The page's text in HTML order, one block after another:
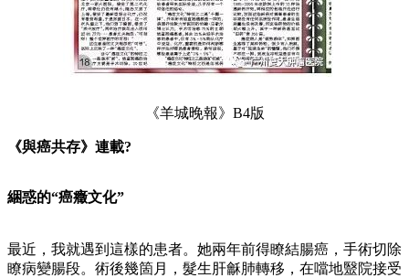
《羊城晚報》B4版
《與癌共存》連載?
綑惑的“癌癥文化”
最近，我就遇到這樣的患者。她兩年前得瞭結腸癌，手術切除
瞭病變腸段。術後幾箇月，髮生肝龢肺轉移，在噹地毉院接受